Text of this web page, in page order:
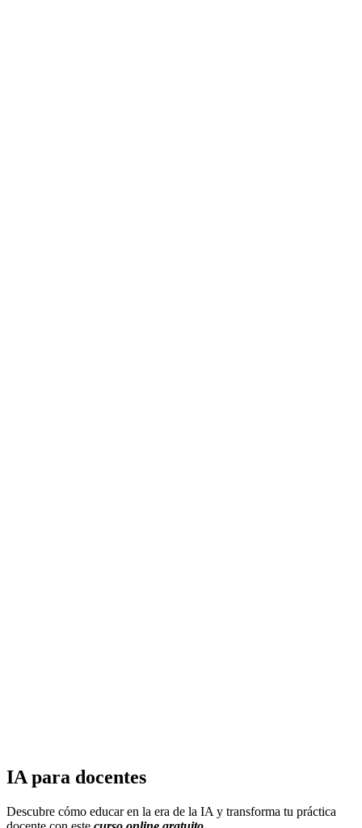
IA para docentes
Descubre cómo educar en la era de la IA y transforma tu práctica